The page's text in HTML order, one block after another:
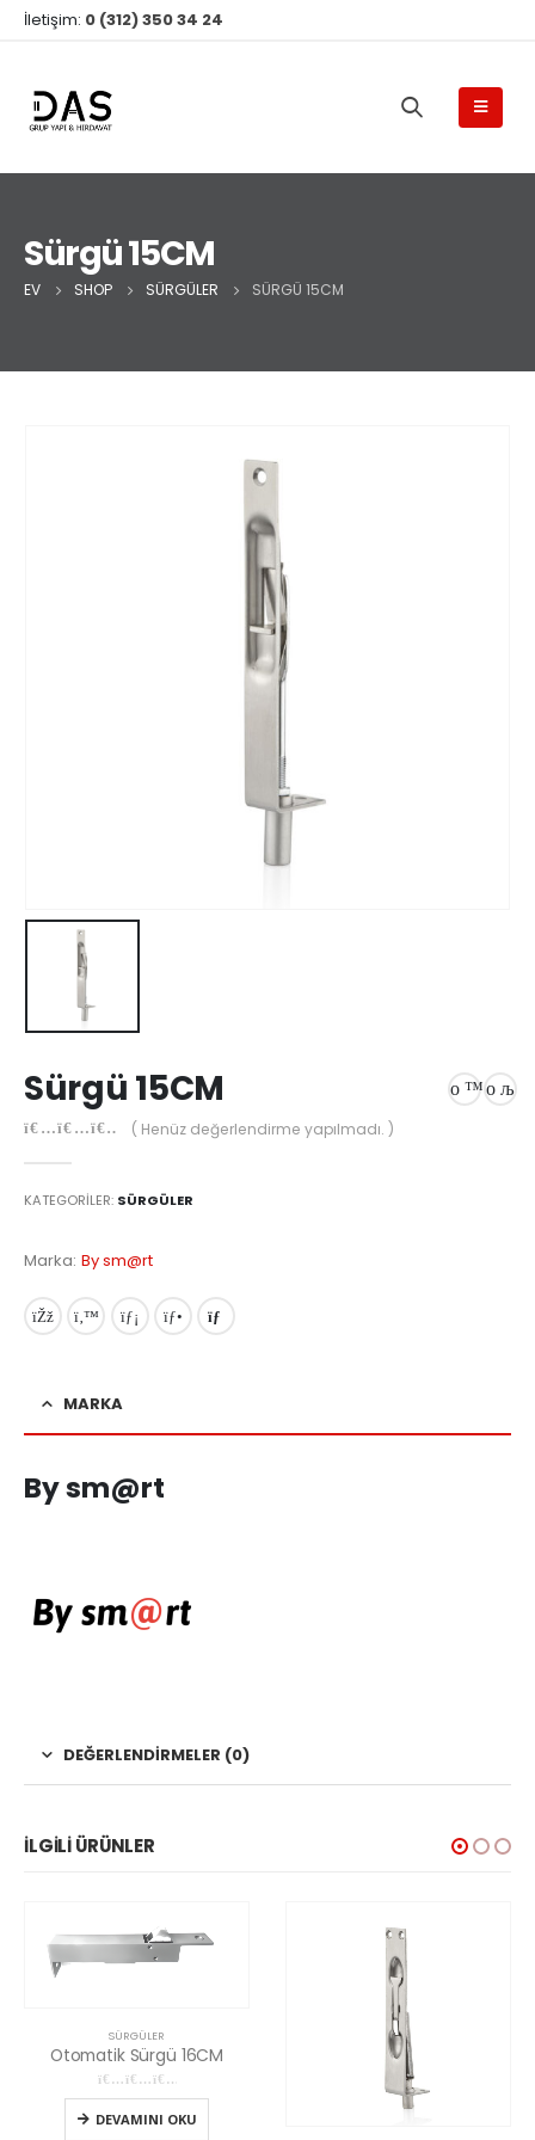
İletişim: 0 (312) 350 34 24
Sürgü 15CM
EV SHOP SÜRGÜLER SÜRGÜ 15CM
Sürgü 15CM
( Henüz değerlendirme yapılmadı. )
KATEGORILER: SÜRGÜLER
Marka: By sm@rt
MARKA
By sm@rt
DEĞERLENDIRMELER (0)
İLGILI ÜRÜNLER
16CM